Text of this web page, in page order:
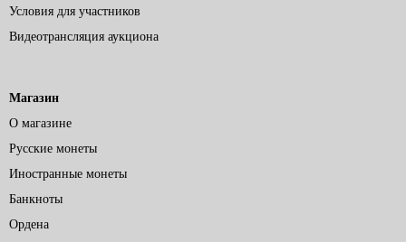
Условия для участников
Видеотрансляция аукциона
Магазин
О магазине
Русские монеты
Иностранные монеты
Банкноты
Ордена